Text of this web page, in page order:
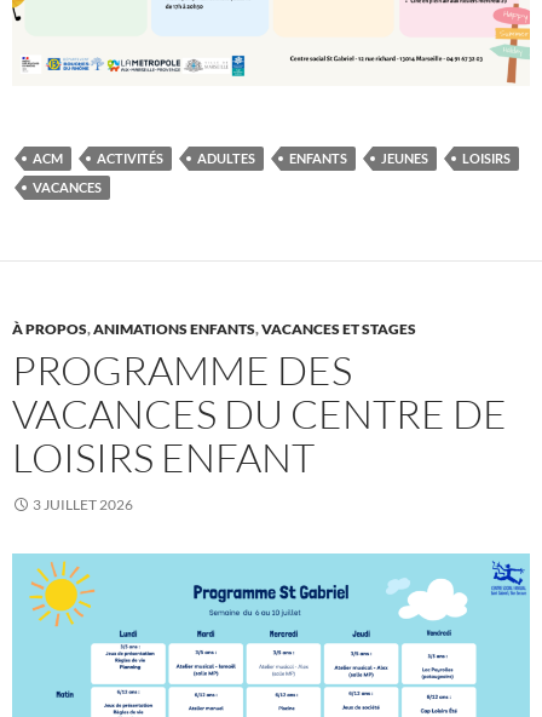
ACM ACTIVITÉS ADULTES ENFANTS JEUNES
LOISIRS
VACANCES
À PROPOS,ANIMATIONS ENFANTS,VACANCES ET STAGES
PROGRAMME DES
VACANCES DU CENTRE DE
LOISIRS ENFANT
3 JUILLET 2026